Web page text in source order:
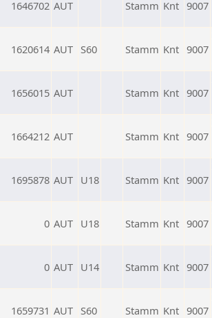
1646702 AUT Stamm Knt 9007
1620614 AUT S60 Stamm Knt 9007
1656015 AUT Stamm Knt 9007
1664212 AUT Stamm Knt 9007
1695878 AUT U18 Stamm Knt 9007
0 AUT U18 Stamm Knt 9007
0 AUT U14 Stamm Knt 9007
1659731 AUT S60 Stamm Knt 9007